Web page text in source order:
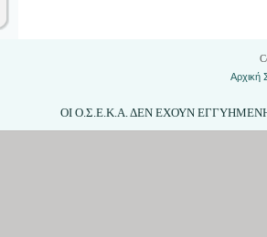
Αρχική
ΟΙ Ο.Σ.Ε.Κ.Α. ΔΕΝ ΕΧΟΥΝ